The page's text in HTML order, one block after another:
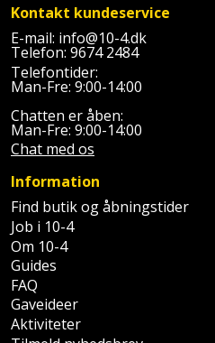
Soldater
støtte
og
Stålbørste
Stemmejern
Stige
Stillads
Tænger
Mejselhammer
Multicutter
Multisliber
Nedbrydningshammer
Overfræser
Overfræsertilbehør
Polermaskine
Presenning
Redskabsskur
Rengøring
Shelter
Sikkerhed
i
hjemmet
Skadedyrsbekæmpelse
Kontakt kundeservice
E-mail: info@10-4.dk
Telefon: 9674 2484
Telefontider:
Man-Fre: 9:00-14:00
Chatten er åben:
Man-Fre: 9:00-14:00
Chat med os
Information
Find butik og åbningstider
Job i 10-4
Om 10-4
Guides
FAQ
Gaveideer
Aktiviteter